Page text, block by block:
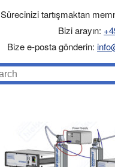
Sürecinizi tartışmaktan
Bizi arayın:
Bize e-posta gönderin: